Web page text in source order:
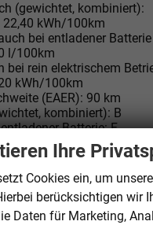
(gewichtet, kombiniert):
kWh/100km
bei entladener Batterie
l/100km
bei rein elektrischem
kWh/100km
(EAER): 90 km
kombiniert): B
Batterie: F
(gewichtet, kombiniert):
Ihre
Cookies ein, um
berücksichtigen wir
Daten für Marketing,